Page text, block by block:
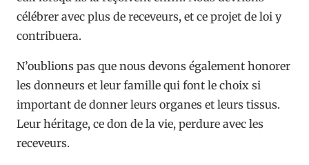
célébrer avec plus de receveurs, et ce projet de loi y
contribuera.
N’oublions pas que nous devons également honorer
les donneurs et leur famille qui font le choix si
important de donner leurs organes et leurs tissus.
Leur héritage, ce don de la vie, perdure avec les
receveurs.